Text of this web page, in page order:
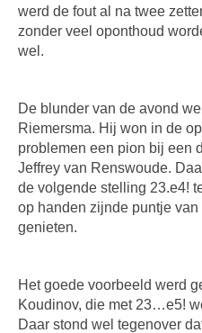
werd de fout al na twee
zonder veel oponthoud
wel.
De blunder van de avond
Riemersma. Hij won in de
problemen een pion bij een
Jeffrey van Renswoude.
de volgende stelling 23.e4!
op handen zijnde puntje
genieten.
Het goede voorbeeld werd
Koudinov, die met 23…e5!
Daar stond wel tegenover